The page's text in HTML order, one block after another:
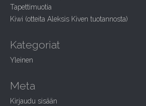
:Tapettimuotia
Kiwi (otteita Aleksis Kiven tuotannosta)
Kategoriat
Yleinen
Meta
Kirjaudu sisään